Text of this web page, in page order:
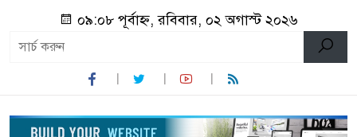
০৯:০৮ পূর্বাহ্ন, রবিবার, ০২ অগাস্ট ২০২৬